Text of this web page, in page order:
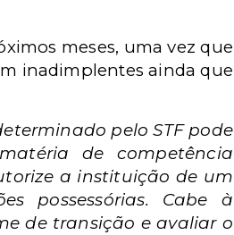
meses, uma vez que
inadimplentes ainda que
pelo STF pode
de competência
a instituição de um
possessórias. Cabe à
de transição e avaliar o